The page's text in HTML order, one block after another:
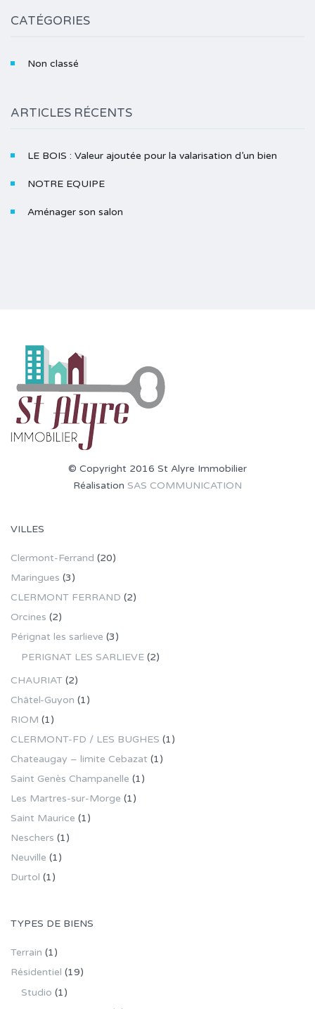
CATÉGORIES
Non classé
ARTICLES RÉCENTS
LE BOIS : Valeur ajoutée pour la valarisation d’un bien
NOTRE EQUIPE
Aménager son salon
© Copyright 2016 St Alyre Immobilier
Réalisation SAS COMMUNICATION
VILLES
Clermont-Ferrand (20)
Maringues (3)
CLERMONT FERRAND (2)
Orcines (2)
Pérignat les sarlieve (3)
PERIGNAT LES SARLIEVE (2)
CHAURIAT (2)
Châtel-Guyon (1)
RIOM (1)
CLERMONT-FD / LES BUGHES (1)
Chateaugay – limite Cebazat (1)
Saint Genès Champanelle (1)
Les Martres-sur-Morge (1)
Saint Maurice (1)
Neschers (1)
Neuville (1)
Durtol (1)
TYPES DE BIENS
Terrain (1)
Résidentiel (19)
Studio (1)